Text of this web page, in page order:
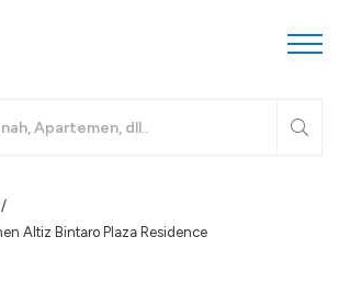
/
Altiz Bintaro Plaza Residence